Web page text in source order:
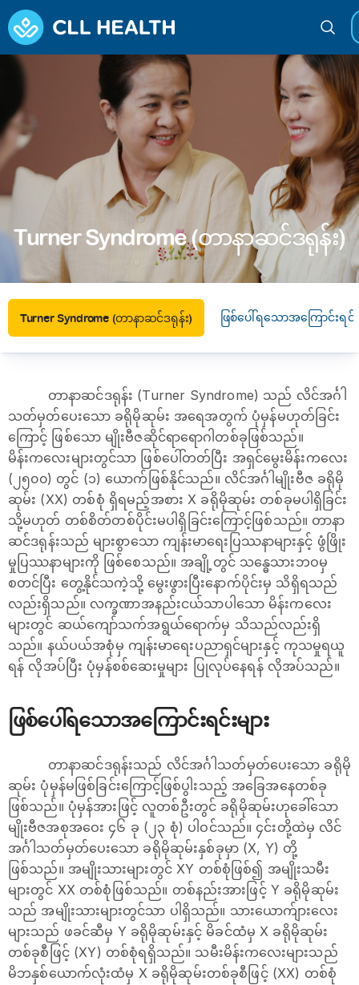
Turner Syndrome (တာနာဆင်ဒရုန်း)
Turner Syndrome (တာနာဆင်ဒရုန်း) ဖြစ်ပေါ်ရသောအကြောင်းရင်း
တာနာဆင်ဒရုန်း (Turner Syndrome) သည် လိင်အင်္ဂါ
သတ်မှတ်ပေးသော ခရိုမိုဆုမ်း အရေအတွက် ပုံမှန်မဟုတ်ခြင်း
ကြောင့် ဖြစ်သော မျိုးဗီဇဆိုင်ရာရောဂါတစ်ခုဖြစ်သည်။
မိန်းကလေးများတွင်သာ ဖြစ်ပေါ်တတ်ပြီး အရှင်မွေးမိန်းကလေး
(၂၅၀၀) တွင် (၁) ယောက်ဖြစ်နိုင်သည်။ လိင်အင်္ဂါမျိုးဗီဇ ခရိုမို
ဆုမ်း (XX) တစ်စုံ ရှိရမည့်အစား X ခရိုမိုဆုမ်း တစ်ခုမပါရှိခြင်း
သို့မဟုတ် တစ်စိတ်တစ်ပိုင်းမပါရှိခြင်းကြောင့်ဖြစ်သည်။ တာနာ
ဆင်ဒရုန်းသည် များစွာသော ကျန်းမာရေးပြဿနာများနှင့် ဖွံဖြိုး
မှုပြဿနာများကို ဖြစ်စေသည်။ အချို့တွင် သန္ဓေသားဘဝမှ
စတင်ပြီး တွေ့နိုင်သကဲ့သို့ မွေးဖွားပြီးနောက်ပိုင်းမှ သိရှိရသည်
လည်းရှိသည်။ လက္ခဏာအနည်းငယ်သာပါသော မိန်းကလေး
များတွင် ဆယ်ကျော်သက်အရွယ်ရောက်မှ သိသည်လည်းရှိ
သည်။ နယ်ပယ်အစုံမှ ကျန်းမာရေးပညာရှင်များနှင့် ကုသမှုရယူ
ရန် လိုအပ်ပြီး ပုံမှန်စစ်ဆေးမှုများ ပြုလုပ်နေရန် လိုအပ်သည်။
ဖြစ်ပေါ်ရသောအကြောင်းရင်းများ
တာနာဆင်ဒရုန်းသည် လိင်အင်္ဂါသတ်မှတ်ပေးသော ခရိုမို
ဆုမ်း ပုံမှန်မဖြစ်ခြင်းကြောင့်ဖြစ်ပွါးသည့် အခြေအနေတစ်ခု
ဖြစ်သည်။ ပုံမှန်အားဖြင့် လူတစ်ဦးတွင် ခရိုမိုဆုမ်းဟုခေါ်သော
မျိုးဗီဇအစုအဝေး ၄၆ ခု (၂၃ စုံ) ပါဝင်သည်။ ၄င်းတို့ထဲမှ လိင်
အင်္ဂါသတ်မှတ်ပေးသော ခရိုမိုဆုမ်းနှစ်ခုမှာ (X, Y) တို့
ဖြစ်သည်။ အမျိုးသားများတွင် XY တစ်စုံဖြစ်၍ အမျိုးသမီး
များတွင် XX တစ်စုံဖြစ်သည်။ တစ်နည်းအားဖြင့် Y ခရိုမိုဆုမ်း
သည် အမျိုးသားများတွင်သာ ပါရှိသည်။ သားယောက်ျားလေး
များသည် ဖခင်ဆီမှ Y ခရိုမိုဆုမ်းနှင့် မိခင်ထံမှ X ခရိုမိုဆုမ်း
တစ်ခုစီဖြင့် (XY) တစ်စုံရရှိသည်။ သမီးမိန်းကလေးများသည်
မိဘနှစ်ယောက်လုံးထံမှ X ခရိုမိုဆုမ်းတစ်ခုစီဖြင့် (XX) တစ်စုံ